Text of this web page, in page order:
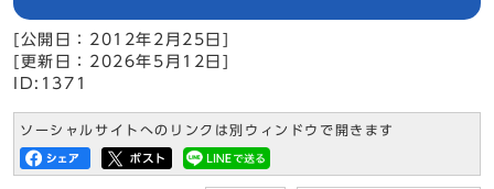
[公開日：2012年2月25日]
[更新日：2026年5月12日]
ID:1371
ソーシャルサイトへのリンクは別ウィンドウで開きます